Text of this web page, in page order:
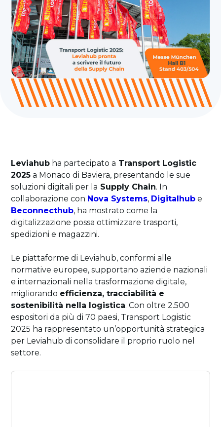
Leviahub ha partecipato a Transport Logistic
2025 a Monaco di Baviera, presentando le sue
soluzioni digitali per la Supply Chain. In
collaborazione con Nova Systems, Digitalhub e
Beconnecthub, ha mostrato come la
digitalizzazione possa ottimizzare trasporti,
spedizioni e magazzini.
Le piattaforme di Leviahub, conformi alle
normative europee, supportano aziende nazionali
e internazionali nella trasformazione digitale,
migliorando efficienza, tracciabilità e
sostenibilità nella logistica. Con oltre 2.500
espositori da più di 70 paesi, Transport Logistic
2025 ha rappresentato un’opportunità strategica
per Leviahub di consolidare il proprio ruolo nel
settore.